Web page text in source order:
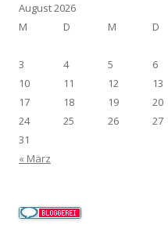
August 2026
M
D M D
3
4 5 6
10
11 12 13
17
18 19 20
24
25 26 27
31
« März